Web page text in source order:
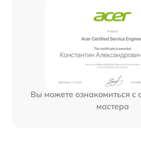
Вы можете ознакомиться с
мастера